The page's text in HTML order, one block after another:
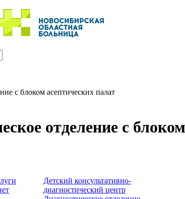
c блоком асептических палат
отделение c
Детский консультативно-
диагностический центр